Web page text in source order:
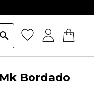
Bordado